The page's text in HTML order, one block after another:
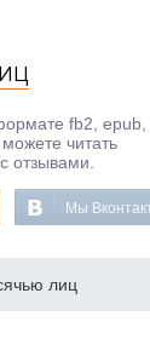
fb2, epub,
читать
отзывами.
Мы
лиц